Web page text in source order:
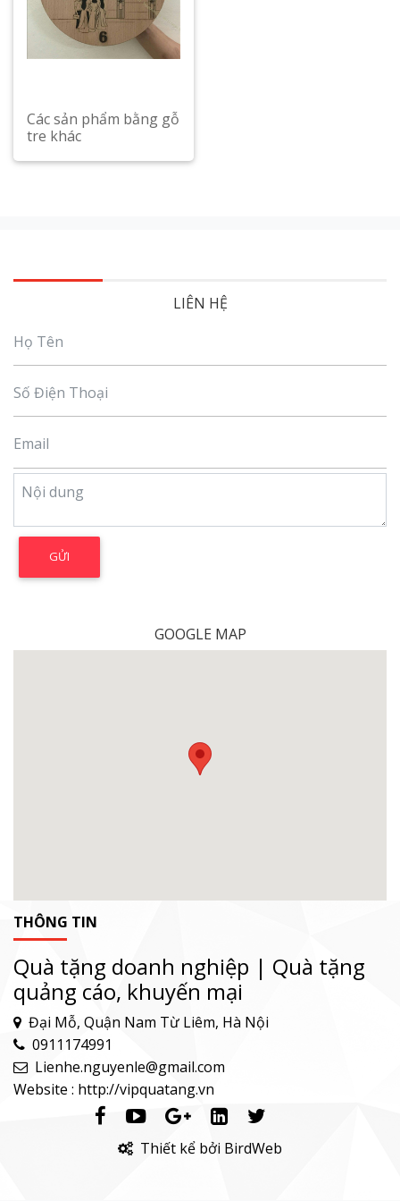
Các sản phẩm bằng gỗ
tre khác
LIÊN HỆ
GOOGLE MAP
THÔNG TIN
Quà tặng doanh nghiệp | Quà tặng
quảng cáo, khuyến mại
Đại Mỗ, Quận Nam Từ Liêm, Hà Nội
0911174991
Lienhe.nguyenle@gmail.com
Website : http://vipquatang.vn
Thiết kể bởi BirdWeb